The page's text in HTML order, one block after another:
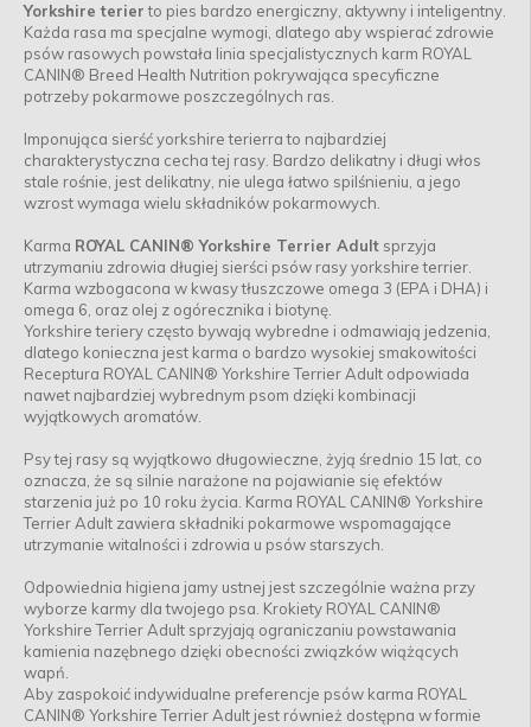
Yorkshire terierto pies bardzo energiczny, aktywny i inteligentny.
Każda rasa ma specjalne wymogi, dlatego aby wspierać zdrowie
psów rasowych powstała linia specjalistycznych karm ROYAL
CANIN® Breed Health Nutrition pokrywająca specyficzne
potrzeby pokarmowe poszczególnych ras.
Imponująca sierść yorkshire terierra to najbardziej
charakterystyczna cecha tej rasy. Bardzo delikatny i długi włos
stale rośnie, jest delikatny, nie ulega łatwo spilśnieniu, a jego
wzrost wymaga wielu składników pokarmowych.
Karma ROYAL CANIN® Yorkshire Terrier Adult sprzyja
utrzymaniu zdrowia długiej sierści psów rasy yorkshire terrier.
Karma wzbogacona w kwasy tłuszczowe omega 3 (EPA i DHA) i
omega 6, oraz olej z ogórecznika i biotynę.
Yorkshire teriery często bywają wybredne i odmawiają jedzenia,
dlatego konieczna jest karma o bardzo wysokiej smakowitości
Receptura ROYAL CANIN® Yorkshire Terrier Adult odpowiada
nawet najbardziej wybrednym psom dzięki kombinacji
wyjątkowych aromatów.
Psy tej rasy są wyjątkowo długowieczne, żyją średnio 15 lat, co
oznacza, że są silnie narażone na pojawianie się efektów
starzenia już po 10 roku życia. Karma ROYAL CANIN® Yorkshire
Terrier Adult zawiera składniki pokarmowe wspomagające
utrzymanie witalności i zdrowia u psów starszych.
Odpowiednia higiena jamy ustnej jest szczególnie ważna przy
wyborze karmy dla twojego psa. Krokiety ROYAL CANIN®
Yorkshire Terrier Adult sprzyjają ograniczaniu powstawania
kamienia nazębnego dzięki obecności związków wiążących
wapń.
Aby zaspokoić indywidualne preferencje psów karma ROYAL
CANIN® Yorkshire Terrier Adult jest również dostępna w formie